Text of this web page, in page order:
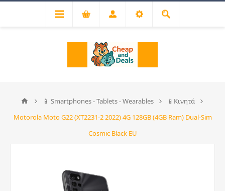
📱 Smartphones - Tablets - Wearables
📱Κινητά
Motorola Moto G22 (XT2231-2 2022) 4G 128GB (4GB Ram) Dual-Sim
Cosmic Black EU